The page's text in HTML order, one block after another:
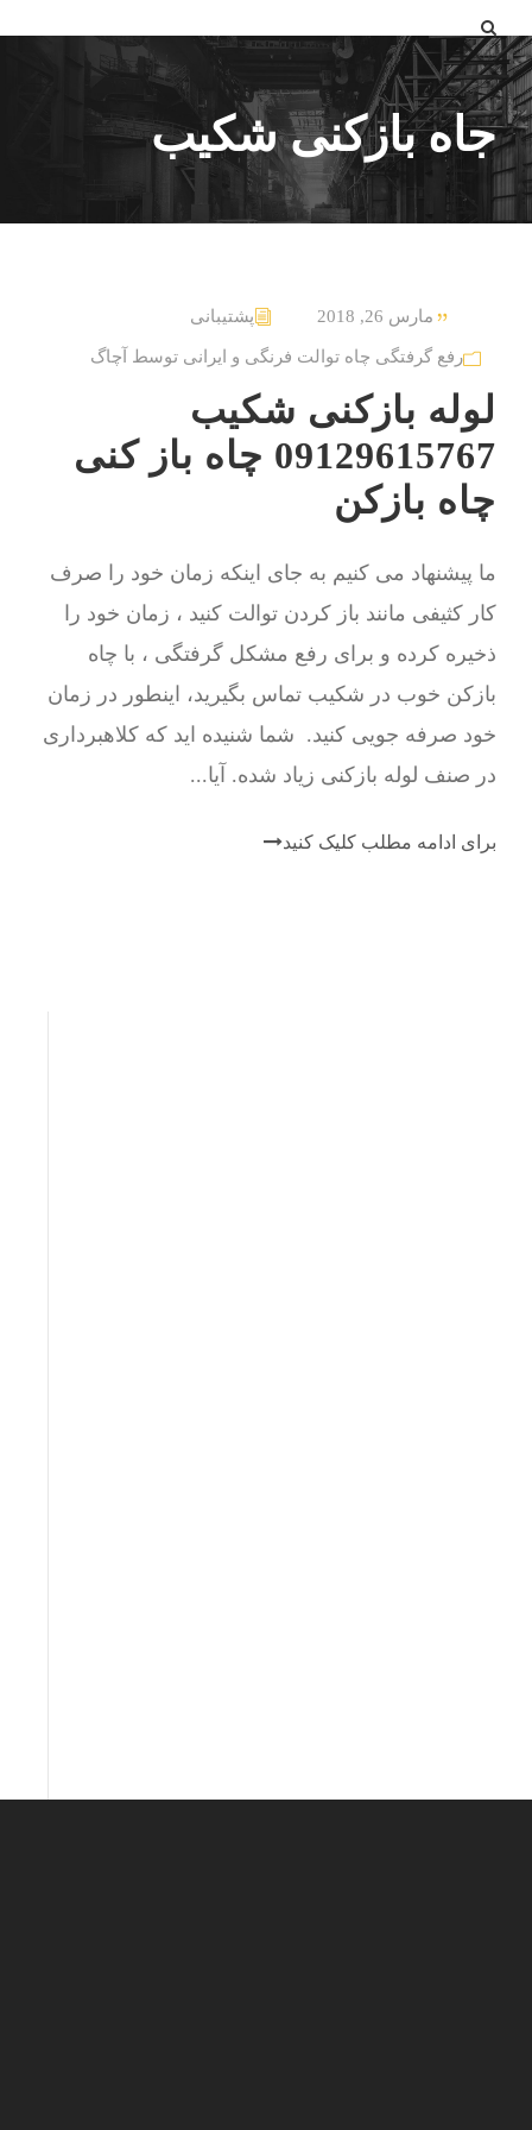
جاه بازکنی شکیب
مارس 26, 2018 پشتیبانی
رفع گرفتگی چاه توالت فرنگی و ایرانی توسط آچاگ
لوله بازکنی شکیب
09129615767 چاه باز کنی
چاه بازکن
ما پیشنهاد می کنیم به جای اینکه زمان خود را صرف
کار کثیفی مانند باز کردن توالت کنید ، زمان خود را
ذخیره کرده و برای رفع مشکل گرفتگی ، با چاه
بازکن خوب در شکیب تماس بگیرید، اینطور در زمان
خود صرفه جویی کنید. شما شنیده اید که کلاهبرداری
در صنف لوله بازکنی زیاد شده. آیا...
برای ادامه مطلب کلیک کنید